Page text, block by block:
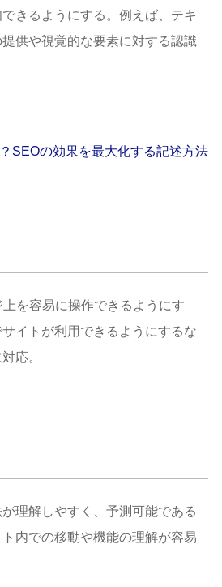
きるようにする。例えば、テキ
供や視覚的な要素に対する認識
SEOの効果を最大化する記述方法
を容易に操作できるようにす
イトが利用できるようにするな
応。
理解しやすく、予測可能である
内での移動や機能の理解が容易